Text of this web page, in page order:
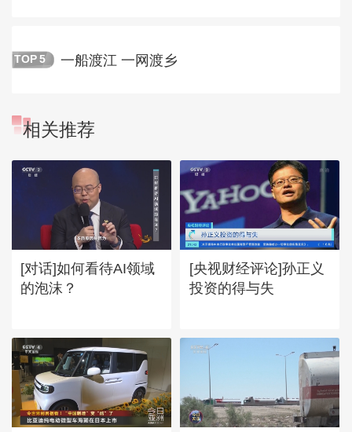
TOP 5 一船渡江 一网渡乡
相关推荐
[对话]如何看待AI领域
的泡沫？
[央视财经评论]孙正义
投资的得与失